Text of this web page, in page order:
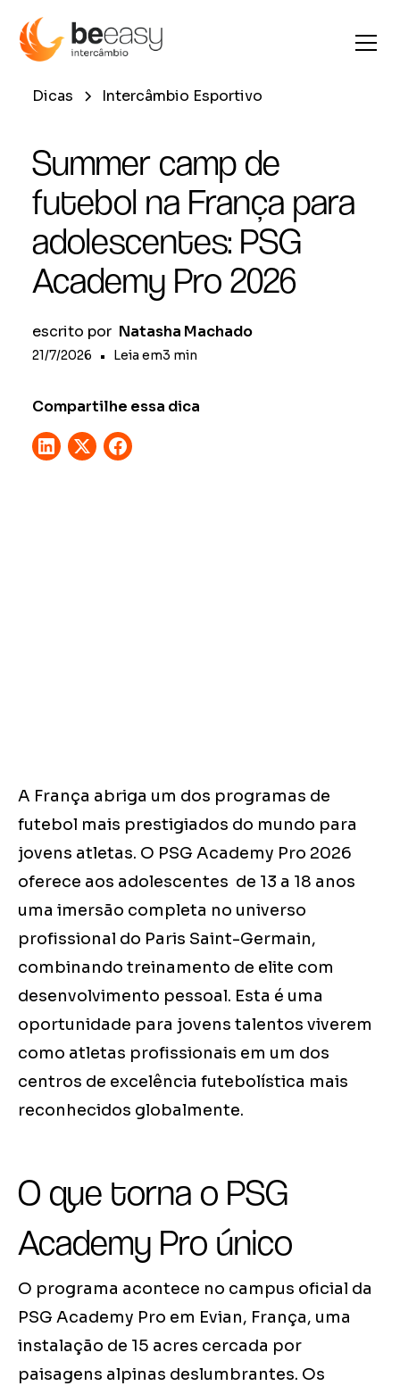
Dicas Intercâmbio Esportivo
Summer camp de
futebol na França para
adolescentes: PSG
Academy Pro 2026
escrito por Natasha Machado
21/7/2026 • Leia em3 min
Compartilhe essa dica
A França abriga um dos programas de
futebol mais prestigiados do mundo para
jovens atletas. O PSG Academy Pro 2026
oferece aos adolescentes de 13 a 18 anos
uma imersão completa no universo
profissional do Paris Saint-Germain,
combinando treinamento de elite com
desenvolvimento pessoal. Esta é uma
oportunidade para jovens talentos viverem
como atletas profissionais em um dos
centros de excelência futebolística mais
reconhecidos globalmente.
O que torna o PSG
Academy Pro único
O programa acontece no campus oficial da
PSG Academy Pro em Evian, França, uma
instalação de 15 acres cercada por
paisagens alpinas deslumbrantes. Os